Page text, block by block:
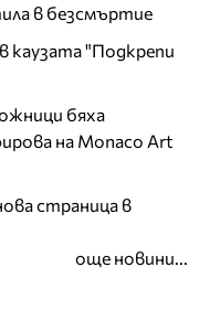
в безсмъртие
каузата "Подкрепи
бяха
на Monaco Art
страница в
още новини...